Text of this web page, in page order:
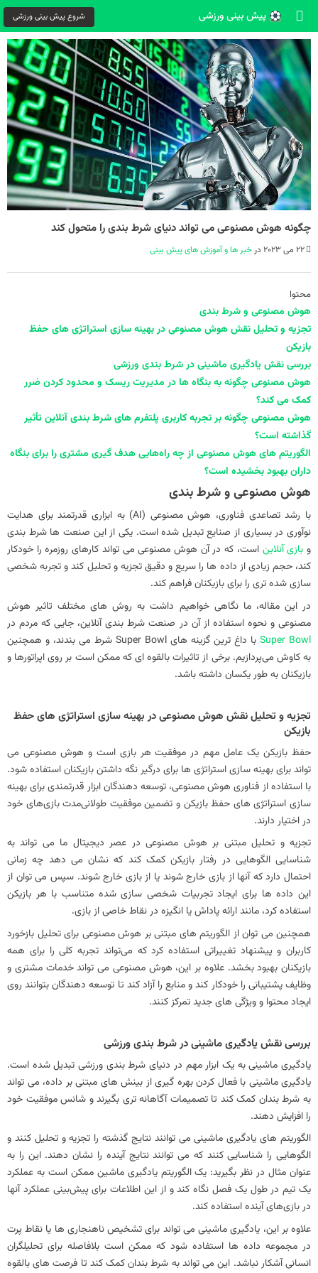
شروع پیش بینی ورزشی
چگونه هوش مصنوعی می تواند دنیای شرط بندی را متحول کند
22 می 2023 در خبر ها و آموزش های پیش بینی
محتوا
هوش مصنوعی و شرط بندی
تجزیه و تحلیل نقش هوش مصنوعی در بهینه سازی استراتژی های حفظ
بازیکن
بررسی نقش یادگیری ماشینی در شرط بندی ورزشی
هوش مصنوعی چگونه به بنگاه‌ ها در مدیریت ریسک و محدود کردن ضرر
کمک می‌ کند؟
هوش مصنوعی چگونه بر تجربه کاربری پلتفرم‌ های شرط‌ بندی آنلاین تأثیر
گذاشته است؟
الگوریتم‌ های هوش مصنوعی از چه راه‌هایی هدف‌ گیری مشتری را برای بنگاه‌
داران بهبود بخشیده است؟
هوش مصنوعی و شرط بندی
با رشد تصاعدی فناوری، هوش مصنوعی (AI) به ابزاری قدرتمند برای هدایت
نوآوری در بسیاری از صنایع تبدیل شده است. یکی از این صنعت‌ ها شرط‌ بندی
و بازی آنلاین است، که در آن هوش مصنوعی می‌ تواند کارهای روزمره را خودکار
کند، حجم زیادی از داده‌ ها را سریع و دقیق تجزیه و تحلیل کند و تجربه شخصی‌
سازی‌ شده‌ تری را برای بازیکنان فراهم کند.
در این مقاله، ما نگاهی خواهیم داشت به روش‌ های مختلف تاثیر هوش
مصنوعی و نحوه استفاده از آن در صنعت شرط‌ بندی آنلاین، جایی که مردم در
Super Bowl
با داغ‌ ترین گزینه‌ های Super Bowl شرط می‌ بندند، و همچنین
به کاوش می‌پردازیم. برخی از تاثیرات بالقوه ای که ممکن است بر روی اپراتورها و
بازیکنان به طور یکسان داشته باشد.
تجزیه و تحلیل نقش هوش مصنوعی در بهینه سازی استراتژی های حفظ
بازیکن
حفظ بازیکن یک عامل مهم در موفقیت هر بازی است و هوش مصنوعی می
تواند برای بهینه سازی استراتژی ها برای درگیر نگه داشتن بازیکنان استفاده شود.
با استفاده از فناوری هوش مصنوعی، توسعه‌ دهندگان ابزار قدرتمندی برای بهینه‌
سازی استراتژی‌ های حفظ بازیکن و تضمین موفقیت طولانی‌مدت بازی‌های خود
در اختیار دارند.
تجزیه و تحلیل مبتنی بر هوش مصنوعی در عصر دیجیتال ما می تواند به
شناسایی الگوهایی در رفتار بازیکن کمک کند که نشان می دهد چه زمانی
احتمال دارد که آنها از بازی خارج شوند یا از بازی خارج شوند. سپس می توان از
این داده ها برای ایجاد تجربیات شخصی سازی شده متناسب با هر بازیکن
استفاده کرد، مانند ارائه پاداش یا انگیزه در نقاط خاصی از بازی.
همچنین می‌ توان از الگوریتم‌ های مبتنی بر هوش مصنوعی برای تحلیل بازخورد
کاربران و پیشنهاد تغییراتی استفاده کرد که می‌تواند تجربه کلی را برای همه
بازیکنان بهبود بخشد. علاوه بر این، هوش مصنوعی می تواند خدمات مشتری و
وظایف پشتیبانی را خودکار کند و منابع را آزاد کند تا توسعه دهندگان بتوانند روی
ایجاد محتوا و ویژگی های جدید تمرکز کنند.
بررسی نقش یادگیری ماشینی در شرط بندی ورزشی
یادگیری ماشینی به یک ابزار مهم در دنیای شرط بندی ورزشی تبدیل شده است.
یادگیری ماشینی با فعال کردن بهره‌ گیری از بینش‌ های مبتنی بر داده، می‌ تواند
به شرط‌ بندان کمک کند تا تصمیمات آگاهانه‌ تری بگیرند و شانس موفقیت خود
را افزایش دهند.
الگوریتم های یادگیری ماشینی می توانند نتایج گذشته را تجزیه و تحلیل کنند و
الگوهایی را شناسایی کنند که می توانند نتایج آینده را نشان دهند. این را به
عنوان مثال در نظر بگیرید: یک الگوریتم یادگیری ماشین ممکن است به عملکرد
یک تیم در طول یک فصل نگاه کند و از این اطلاعات برای پیش‌بینی عملکرد آنها
در بازی‌های آینده استفاده کند.
علاوه بر این، یادگیری ماشینی می تواند برای تشخیص ناهنجاری ها یا نقاط پرت
در مجموعه داده ها استفاده شود که ممکن است بلافاصله برای تحلیلگران
انسانی آشکار نباشد. این می تواند به شرط بندان کمک کند تا فرصت های بالقوه